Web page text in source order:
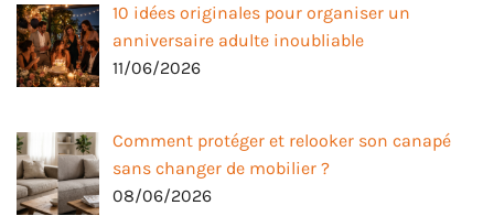
10 idées originales pour organiser un
anniversaire adulte inoubliable
11/06/2026
Comment protéger et relooker son canapé
sans changer de mobilier ?
08/06/2026